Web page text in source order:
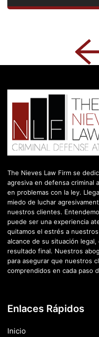
The Nieves Law Firm se
agresiva en defensa criminal
en problemas con la ley.
miedo de luchar
nuestros clientes.
puede ser una experiencia
quitamos el estrés a
alcance de su situación
resultado final. Nuestros
para asegurar que nuestros
comprendidos en cada paso
Enlaces Rápidos
Inicio